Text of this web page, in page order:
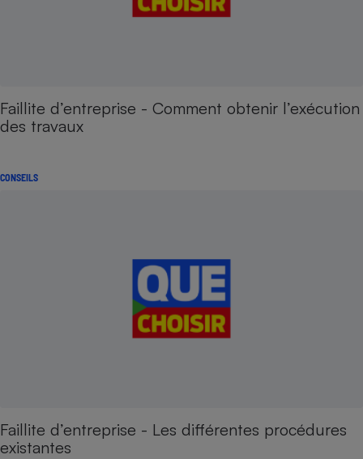
Faillite d’entreprise - Comment obtenir l’exécution
des travaux
CONSEILS
Faillite d’entreprise - Les différentes procédures
existantes